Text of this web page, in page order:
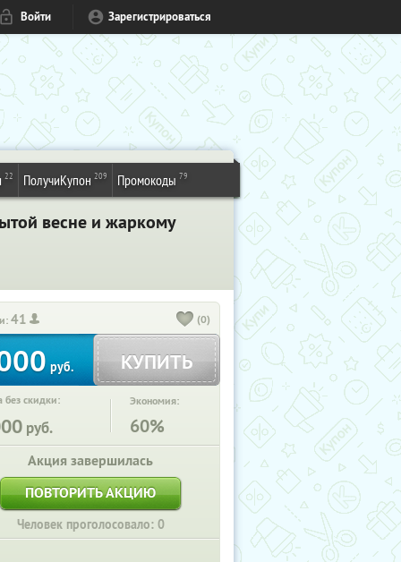
Войти Зарегистрироваться
22 ПолучиКупон 209 Промокоды 79
весне и жаркому
41 (0)
руб. КУПИТЬ
без скидки:
руб.
Экономия:
60%
Акция завершилась
ПОВТОРИТЬ АКЦИЮ
Человек проголосовало: 0